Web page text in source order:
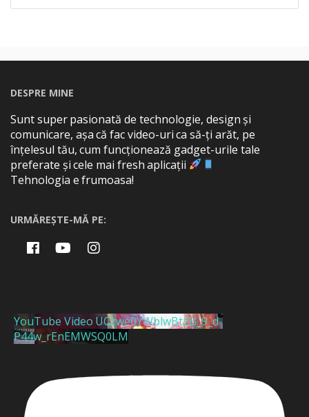
DESPRE MINE
Sunt super pasionată de technologie, design și
comunicare, așa că fac video-uri ca să-ți arăt, pe
înțelesul tău, cum funcționează gadget-urile tale
preferate și cele mai fresh aplicații
Tehnologia e frumoasa!
URMĂREȘTE-MĂ PE:
YouTube Video UCzwe0YWblwBt2B_9_d-
P44w_rEnEMWSQ0LM